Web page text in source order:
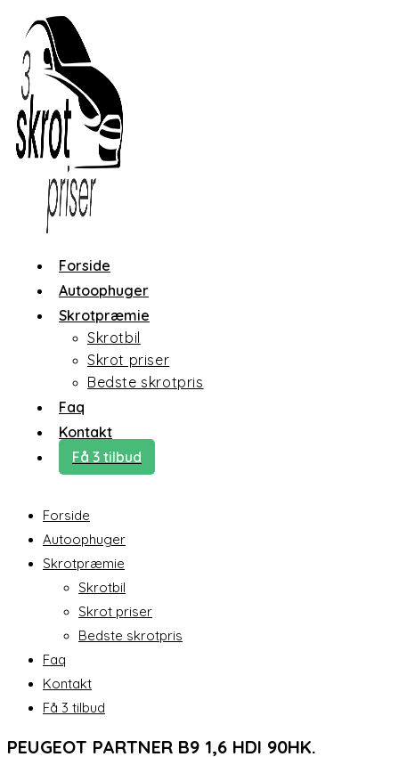
content
Forside
Autoophuger
Skrotpræmie
Skrotbil
Skrot priser
Bedste skrotpris
Faq
Kontakt
Få 3 tilbud
Forside
Autoophuger
Skrotpræmie
Skrotbil
Skrot priser
Bedste skrotpris
Faq
Kontakt
Få 3 tilbud
PEUGEOT PARTNER B9 1,6 HDI 90HK.